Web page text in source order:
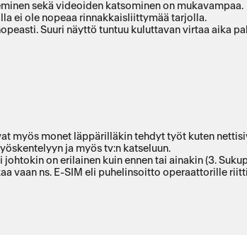
Lehtien ja verkkosivujen lukeminen sekä videoiden katsominen on mukavampaa.
ei ole nopeaa rinnakkaisliittymää tarjolla.
Suuri näyttö tuntuu kuluttavan virtaa aika
myös monet läppärilläkin tehdyt työt kuten
ja myös tv:n katseluun.
on erilainen kuin ennen tai ainakin (3.
saada laitteet tunnistamaan toisensa. Tässä ei ole korttipaikkaa vaan ns. E-SIM eli